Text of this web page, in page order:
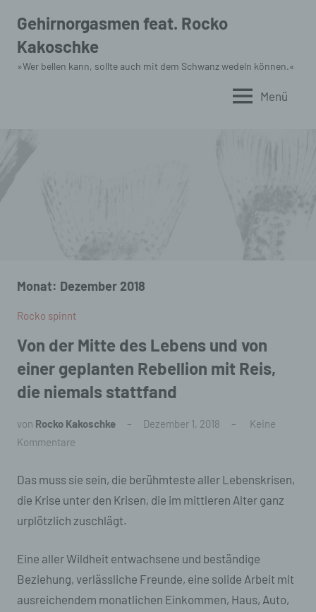
Inhalt
springen
Gehirnorgasmen feat. Rocko
Kakoschke
»Wer bellen kann, sollte auch mit dem Schwanz wedeln können.«
Menü
Monat: Dezember 2018
Rocko spinnt
Von der Mitte des Lebens und von
einer geplanten Rebellion mit Reis,
die niemals stattfand
von Rocko Kakoschke Dezember 1, 2018
Keine
Kommentare
Das muss sie sein, die berühmteste aller Lebenskrisen,
die Krise unter den Krisen, die im mittleren Alter ganz
urplötzlich zuschlägt.
Eine aller Wildheit entwachsene und beständige
Beziehung, verlässliche Freunde, eine solide Arbeit mit
ausreichendem monatlichen Einkommen, Haus, Auto,